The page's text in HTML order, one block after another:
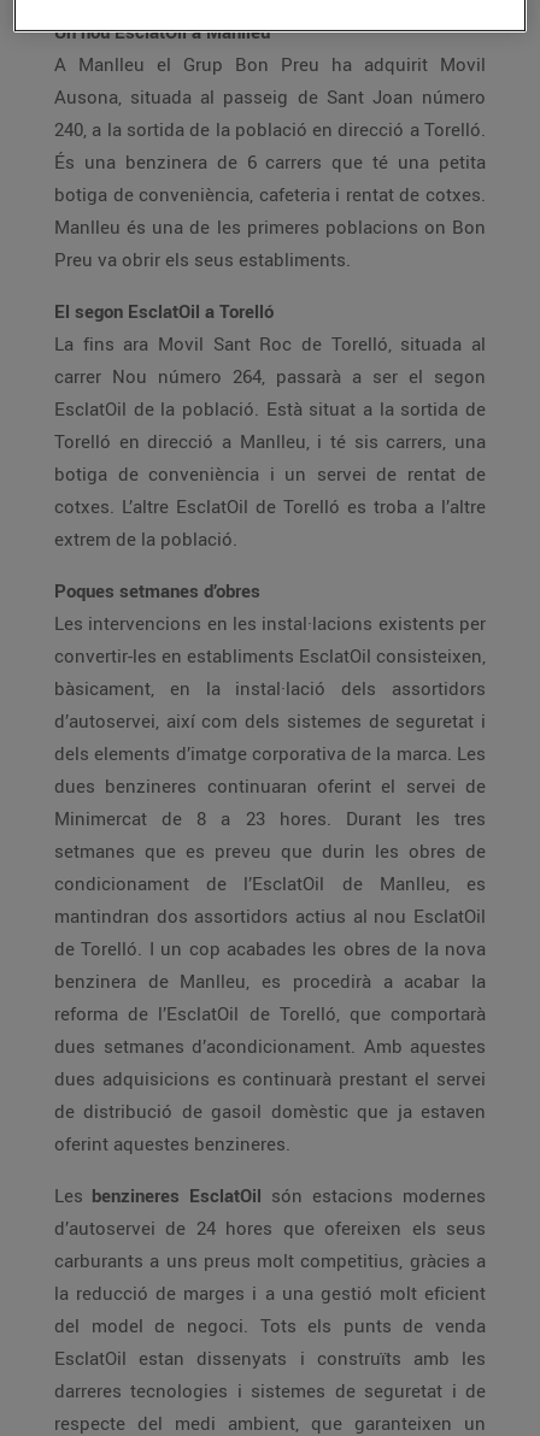
Un nou EsclatOil a Manlleu
A Manlleu el Grup Bon Preu ha adquirit Movil
Ausona, situada al passeig de Sant Joan número
240, a la sortida de la població en direcció a Torelló.
És una benzinera de 6 carrers que té una petita
botiga de conveniència, cafeteria i rentat de cotxes.
Manlleu és una de les primeres poblacions on Bon
Preu va obrir els seus establiments.
El segon EsclatOil a Torelló
La fins ara Movil Sant Roc de Torelló, situada al
carrer Nou número 264, passarà a ser el segon
EsclatOil de la població. Està situat a la sortida de
Torelló en direcció a Manlleu, i té sis carrers, una
botiga de conveniència i un servei de rentat de
cotxes. L’altre EsclatOil de Torelló es troba a l’altre
extrem de la població.
Poques setmanes d’obres
Les intervencions en les instal·lacions existents per
convertir-les en establiments EsclatOil consisteixen,
bàsicament, en la instal·lació dels assortidors
d’autoservei, així com dels sistemes de seguretat i
dels elements d’imatge corporativa de la marca. Les
dues benzineres continuaran oferint el servei de
Minimercat de 8 a 23 hores. Durant les tres
setmanes que es preveu que durin les obres de
condicionament de l’EsclatOil de Manlleu, es
mantindran dos assortidors actius al nou EsclatOil
de Torelló. I un cop acabades les obres de la nova
benzinera de Manlleu, es procedirà a acabar la
reforma de l’EsclatOil de Torelló, que comportarà
dues setmanes d’acondicionament. Amb aquestes
dues adquisicions es continuarà prestant el servei
de distribució de gasoil domèstic que ja estaven
oferint aquestes benzineres.
Les benzineres EsclatOil són estacions modernes
d’autoservei de 24 hores que ofereixen els seus
carburants a uns preus molt competitius, gràcies a
la reducció de marges i a una gestió molt eficient
del model de negoci. Tots els punts de venda
EsclatOil estan dissenyats i construïts amb les
darreres tecnologies i sistemes de seguretat i de
respecte del medi ambient, que garanteixen un